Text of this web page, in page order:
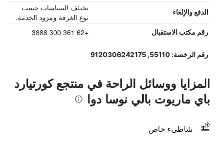
الدفع والإلغاء
تختلف السياسات حسب
نوع الغرفة ومزود الخدمة.
رقم مكتب الاستقبال +62 361 300 3888
رقم الرخصة: 55110, 9120306242175
المزايا ووسائل الراحة في منتجع كورتيارد
باي ماريوت بالي نوسا دوا
شاطىء خاص